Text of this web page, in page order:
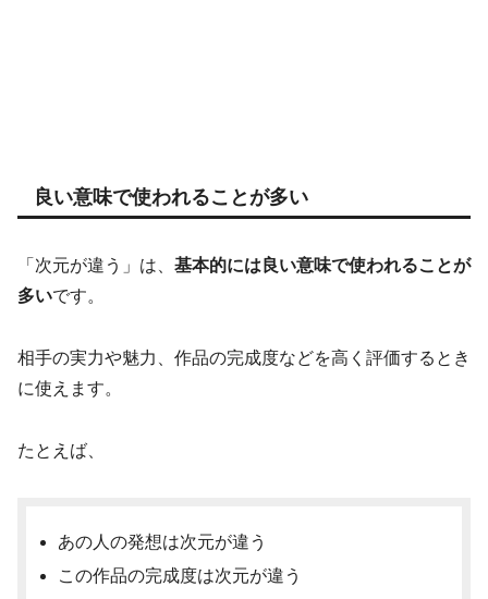
良い意味で使われることが多い
「次元が違う」は、 基本的には良い意味で使われることが
多いです。
相手の実力や魅力、作品の完成度などを高く評価するとき
に使えます。
たとえば、
あの人の発想は次元が違う
この作品の完成度は次元が違う